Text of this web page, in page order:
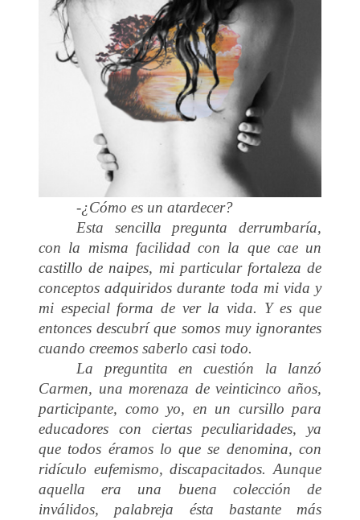
-¿Cómo es un atardecer?
Esta sencilla pregunta derrumbaría,
con la misma facilidad con la que cae un
castillo de naipes, mi particular fortaleza de
conceptos adquiridos durante toda mi vida y
mi especial forma de ver la vida. Y es que
entonces descubrí que somos muy ignorantes
cuando creemos saberlo casi todo.
La preguntita en cuestión la lanzó
Carmen, una morenaza de veinticinco años,
participante, como yo, en un cursillo para
educadores con ciertas peculiaridades, ya
que todos éramos lo que se denomina, con
ridículo eufemismo, discapacitados. Aunque
aquella era una buena colección de
inválidos, palabreja ésta bastante más